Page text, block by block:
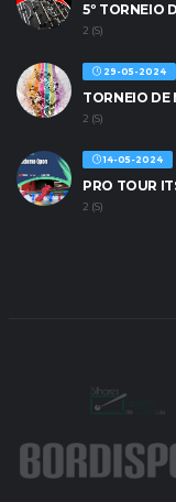
5º TORNEIO
2 (S)
29-05-2024
TORNEIO
2 (S)
14-05-2024
PRO TOUR
2 (S)